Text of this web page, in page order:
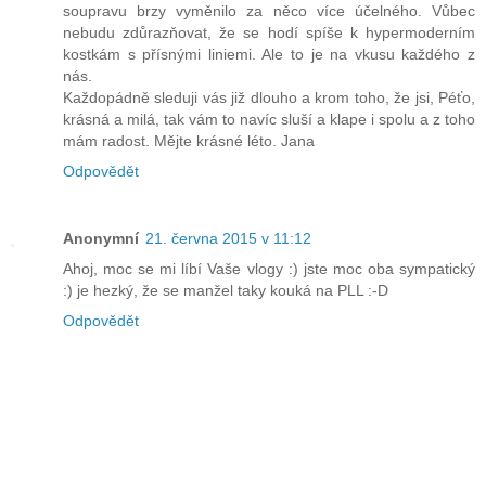
soupravu brzy vyměnilo za něco více účelného. Vůbec
nebudu zdůrazňovat, že se hodí spíše k hypermoderním
kostkám s přísnými liniemi. Ale to je na vkusu každého z
nás.
Každopádně sleduji vás již dlouho a krom toho, že jsi, Péťo,
krásná a milá, tak vám to navíc sluší a klape i spolu a z toho
mám radost. Mějte krásné léto. Jana
Odpovědět
Anonymní 21. června 2015 v 11:12
Ahoj, moc se mi líbí Vaše vlogy :) jste moc oba sympatický
:) je hezký, že se manžel taky kouká na PLL :-D
Odpovědět